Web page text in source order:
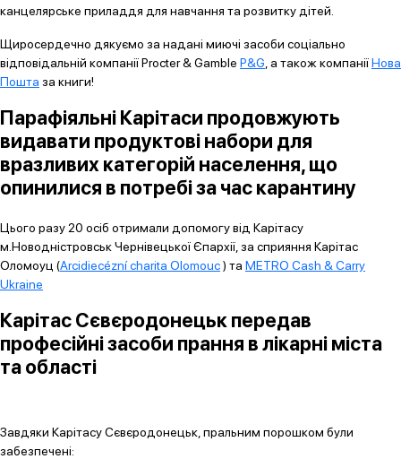
канцелярське приладдя для навчання та розвитку дітей.
Щиросердечно дякуємо за надані миючі засоби соціально
відповідальній компанії Procter & Gamble P&G , а також компаніїНова
Пошта за книги!
Парафіяльні Карітаси продовжують
видавати продуктові набори для
вразливих категорій населення, що
опинилися в потребі за час карантину
Цього разу 20 осіб отримали допомогу від Карітасу
м.Новодністровськ Чернівецької Єпархії, за сприяння Карітас
Оломоуц (Arcidiecézní charita Olomouc) та METRO Cash & Carry
Ukraine
Карітас Сєвєродонецьк передав
професійні засоби прання в лікарні міста
та області
Завдяки Карітасу Сєвєродонецьк, пральним порошком були
забезпечені: